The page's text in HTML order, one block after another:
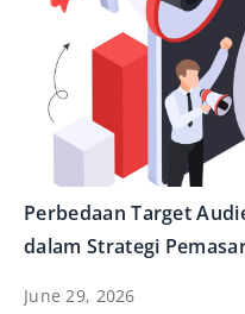
Perbedaan Target
dalam Strategi
June 29, 2026